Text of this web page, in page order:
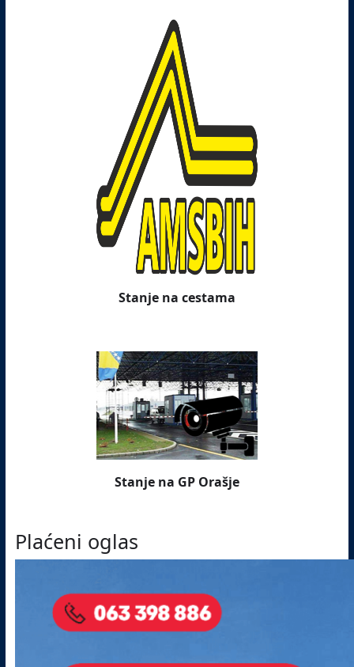
Stanje na cestama
Stanje na GP Orašje
Plaćeni oglas